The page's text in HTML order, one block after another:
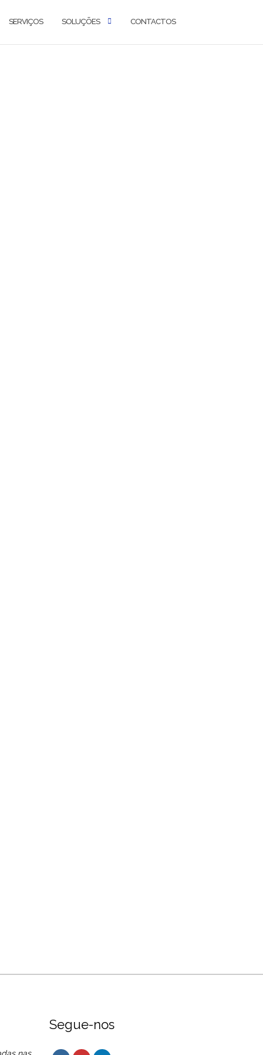
SERVIÇOS SOLUÇÕES CONTACTOS
Segue-nos